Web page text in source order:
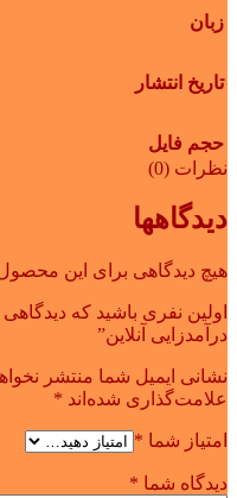
زبان
تاریخ انتشار
حجم فایل
نظرات (0)
دیدگاهها
هیچ دیدگاهی برای این
اولین نفری باشید که
درآمدزایی آنلاین”
نشانی ایمیل شما منتشر
علامت‌گذاری شده‌اند *
امتیاز شما *
دیدگاه شما *